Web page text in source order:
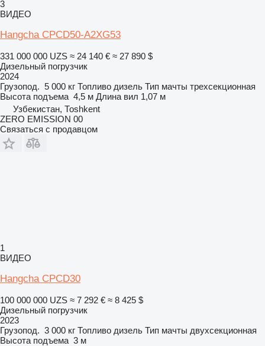
3
ВИДЕО
Hangcha CPCD50-A2XG53
331 000 000 UZS ≈ 24 140 € ≈ 27 890 $
Дизельный погрузчик
2024
Грузопод. 5 000 кг Топливо дизель Тип мачты трехсекционная
Высота подъема 4,5 м Длина вил 1,07 м
Узбекистан, Тоshkent
ZERO EMISSION 00
Связаться с продавцом
1
ВИДЕО
Hangcha CPCD30
100 000 000 UZS ≈ 7 292 € ≈ 8 425 $
Дизельный погрузчик
2023
Грузопод. 3 000 кг Топливо дизель Тип мачты двухсекционная
Высота подъема 3 м